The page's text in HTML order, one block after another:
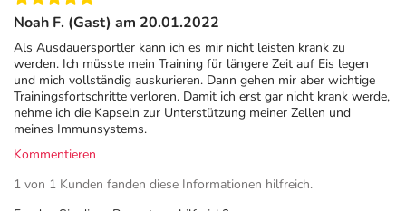
Noah F. (Gast) am 20.01.2022
Als Ausdauersportler kann ich es mir nicht leisten krank zu
werden. Ich müsste mein Training für längere Zeit auf Eis legen
und mich vollständig auskurieren. Dann gehen mir aber wichtige
Trainingsfortschritte verloren. Damit ich erst gar nicht krank werde,
nehme ich die Kapseln zur Unterstützung meiner Zellen und
meines Immunsystems.
Kommentieren
1 von 1 Kunden fanden diese Informationen hilfreich.